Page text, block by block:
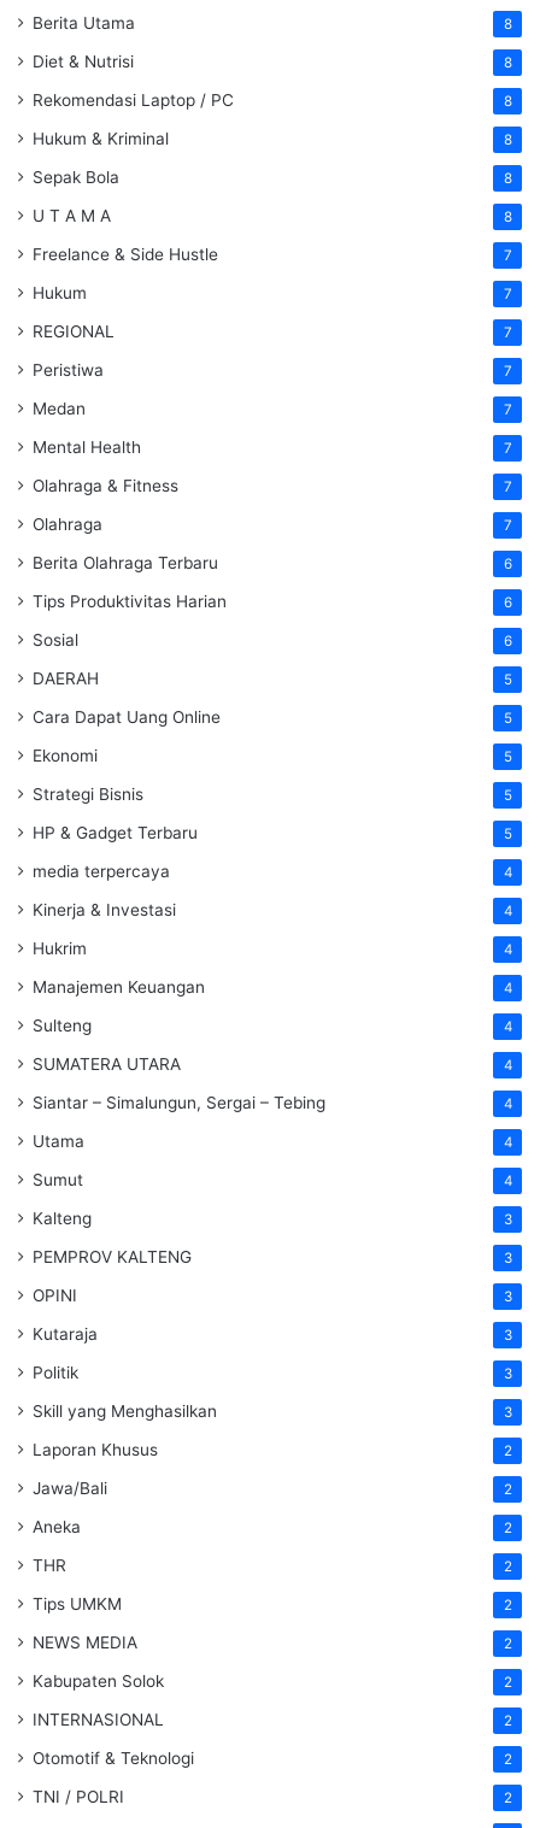
Berita Utama 8
Diet & Nutrisi 8
Rekomendasi Laptop / PC 8
Hukum & Kriminal 8
Sepak Bola 8
U T A M A 8
Freelance & Side Hustle 7
Hukum 7
REGIONAL 7
Peristiwa 7
Medan 7
Mental Health 7
Olahraga & Fitness 7
Olahraga 7
Berita Olahraga Terbaru 6
Tips Produktivitas Harian 6
Sosial 6
DAERAH 5
Cara Dapat Uang Online 5
Ekonomi 5
Strategi Bisnis 5
HP & Gadget Terbaru 5
media terpercaya 4
Kinerja & Investasi 4
Hukrim 4
Manajemen Keuangan 4
Sulteng 4
SUMATERA UTARA 4
Siantar – Simalungun, Sergai – Tebing 4
Utama 4
Sumut 4
Kalteng 3
PEMPROV KALTENG 3
OPINI 3
Kutaraja 3
Politik 3
Skill yang Menghasilkan 3
Laporan Khusus 2
Jawa/Bali 2
Aneka 2
THR 2
Tips UMKM 2
NEWS MEDIA 2
Kabupaten Solok 2
INTERNASIONAL 2
Otomotif & Teknologi 2
TNI / POLRI 2